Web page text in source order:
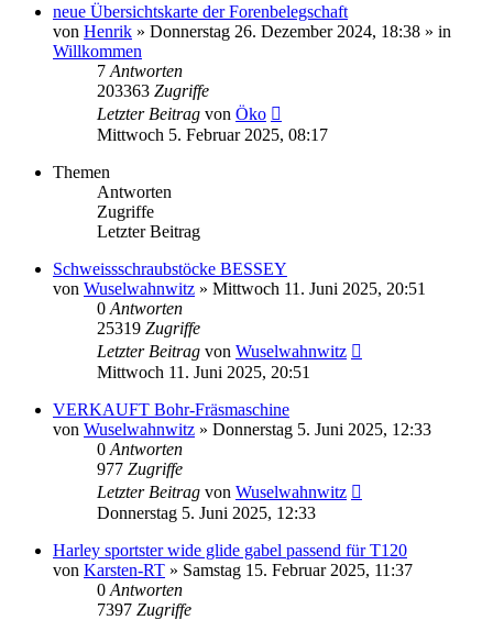
neue Übersichtskarte der Forenbelegschaft
von Henrik » Donnerstag 26. Dezember 2024, 18:38 » in
Willkommen
7 Antworten
203363 Zugriffe
Letzter Beitrag von Öko
Mittwoch 5. Februar 2025, 08:17
Themen
Antworten
Zugriffe
Letzter Beitrag
Schweissschraubstöcke BESSEY
von Wuselwahnwitz » Mittwoch 11. Juni 2025, 20:51
0 Antworten
25319 Zugriffe
Letzter Beitrag von Wuselwahnwitz
Mittwoch 11. Juni 2025, 20:51
VERKAUFT Bohr-Fräsmaschine
von Wuselwahnwitz » Donnerstag 5. Juni 2025, 12:33
0 Antworten
977 Zugriffe
Letzter Beitrag von Wuselwahnwitz
Donnerstag 5. Juni 2025, 12:33
Harley sportster wide glide gabel passend für T120
von Karsten-RT » Samstag 15. Februar 2025, 11:37
0 Antworten
7397 Zugriffe